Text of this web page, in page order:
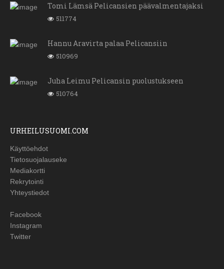
Tomi Lämsä Pelicansien päävalmentajaksi
511774
Hannu Aravirta palaa Pelicansiin
510969
Juha Leimu Pelicansin puolustukseen
510764
URHEILUSUOMI.COM
Käyttöehdot
Tietosuojalauseke
Mediakortti
Rekrytointi
Yhteystiedot
Facebook
Instagram
Twitter